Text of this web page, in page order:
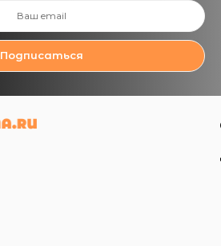
Подписаться